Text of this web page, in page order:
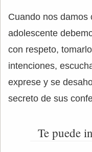
Cuando nos damos
adolescente
con respeto,
intenciones,
exprese y se
secreto de sus
Te puede